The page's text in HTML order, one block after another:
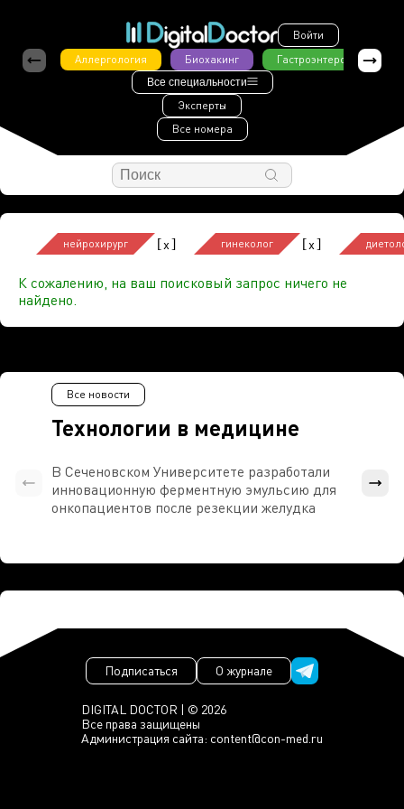
Войти
Аллергология
Биохакинг Гастроэнтерология
Все специальности
Эксперты
Все номера
нейрохирург [x] гинеколог [x]
К сожалению, на ваш поисковый запрос ничего не
найдено.
Технологии в медицине
Все новости
В Сеченовском Университете разработали
инновационную ферментную эмульсию для
онкопациентов после резекции желудка
DIGITAL DOCTOR | © 2026
Все права защищены
Администрация сайта: content@con-med.ru
Подписаться О журнале